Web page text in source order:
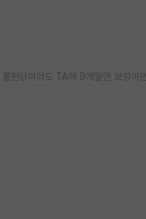
펀딩이라도 TA에 9개월만 보장이